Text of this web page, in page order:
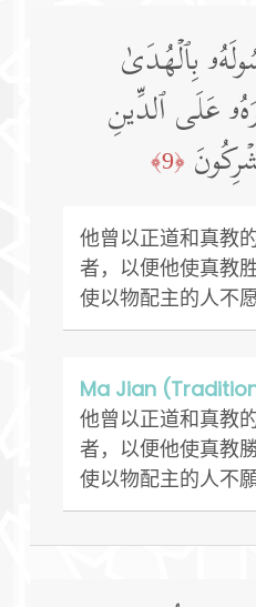
بِٱلۡهُدَىٰ
عَلَى ٱلدِّینِ
﴿9﴾
他曾以正道和真教
者，以便他使真教
使以物配主的人不愿
Ma Jian
他曾以正道和真教
者，以便他使真教
使以物配主的人不願